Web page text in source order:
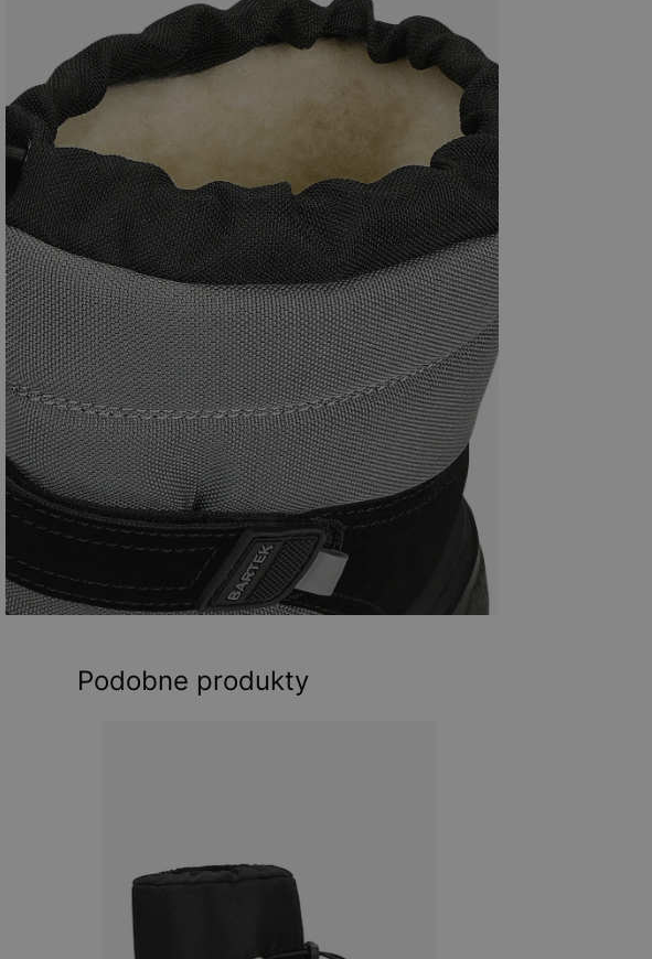
Podobne produkty